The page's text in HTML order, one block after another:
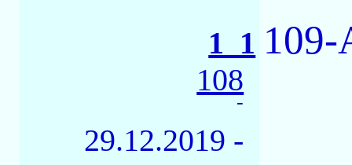
1_1
108
-
29.12.2019 -
109-